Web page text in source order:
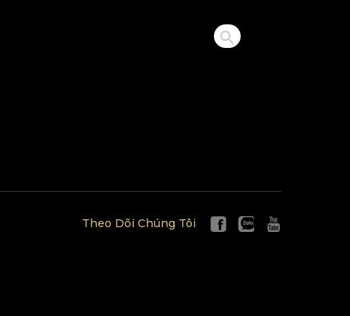
Theo Dõi Chúng Tôi